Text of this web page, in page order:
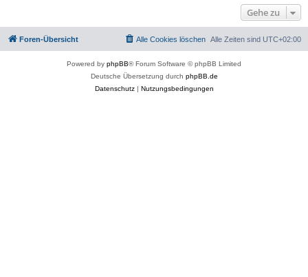
Gehe zu
Foren-Übersicht Alle Zeiten sind UTC+02:00
Alle Cookies löschen
Powered by phpBB® Forum Software © phpBB Limited
Deutsche Übersetzung durch phpBB.de
Datenschutz| Nutzungsbedingungen